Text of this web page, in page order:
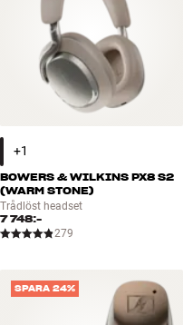
MÄRKEN
NYHETER
ERBJUDANDEN
Hitta Butik
Logga in
Kundtjänst
Bygg med ljud
Företag
BOWERS & WILKINS PX8 S2
(WARM STONE)
Trådlöst headset
7 748:-
279
SPARA 24%